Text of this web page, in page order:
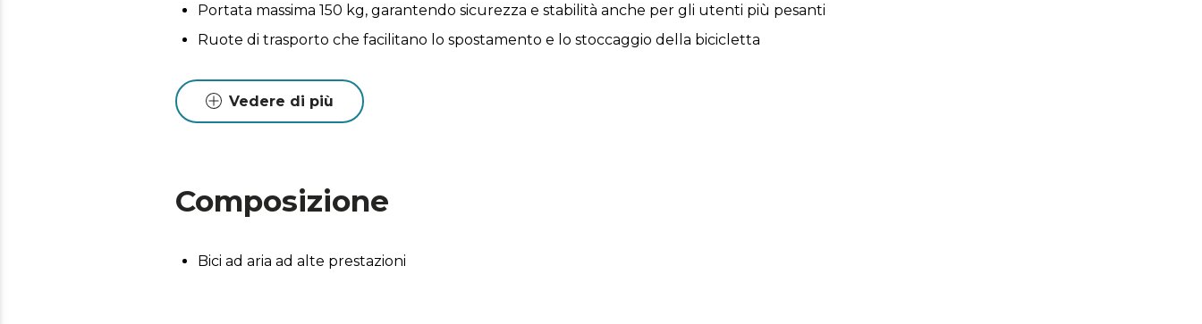
Portata massima 150 kg, garantendo sicurezza e stabilità anche per gli utenti più pesanti
Ruote di trasporto che facilitano lo spostamento e lo stoccaggio della bicicletta
Vedere di più
Composizione
Bici ad aria ad alte prestazioni